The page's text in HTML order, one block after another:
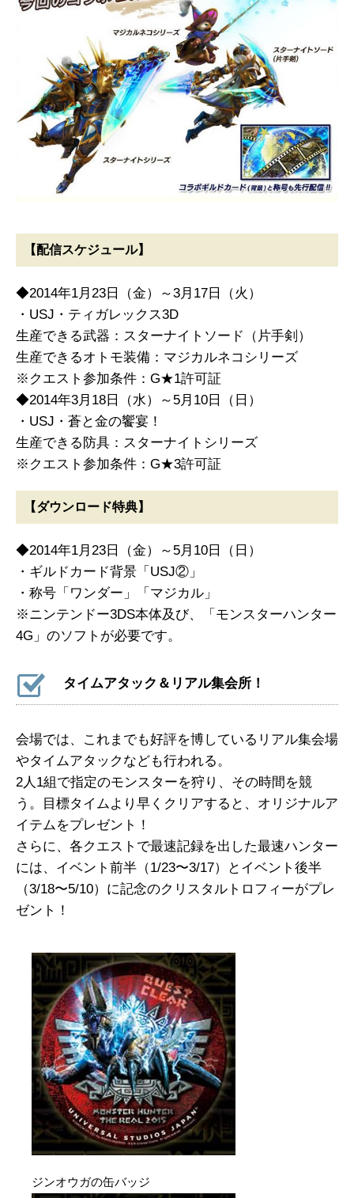
【配信スケジュール】
◆2014年1月23日（金）～3月17日（火）
・USJ・ティガレックス3D
生産できる武器：スターナイトソード（片手剣）
生産できるオトモ装備：マジカルネコシリーズ
※クエスト参加条件：G★1許可証
◆2014年3月18日（水）～5月10日（日）
・USJ・蒼と金の饗宴！
生産できる防具：スターナイトシリーズ
※クエスト参加条件：G★3許可証
【ダウンロード特典】
◆2014年1月23日（金）～5月10日（日）
・ギルドカード背景「USJ②」
・称号「ワンダー」「マジカル」
※ニンテンドー3DS本体及び、「モンスターハンター
4G」のソフトが必要です。
タイムアタック＆リアル集会所！
会場では、これまでも好評を博しているリアル集会場
やタイムアタックなども行われる。
2人1組で指定のモンスターを狩り、その時間を競
う。目標タイムより早くクリアすると、オリジナルア
イテムをプレゼント！
さらに、各クエストで最速記録を出した最速ハンター
には、イベント前半（1/23〜3/17）とイベント後半
（3/18〜5/10）に記念のクリスタルトロフィーがプレ
ゼント！
ジンオウガの缶バッジ